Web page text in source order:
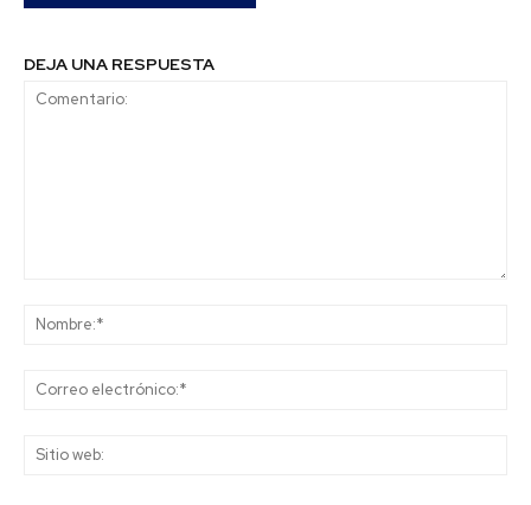
DEJA UNA RESPUESTA